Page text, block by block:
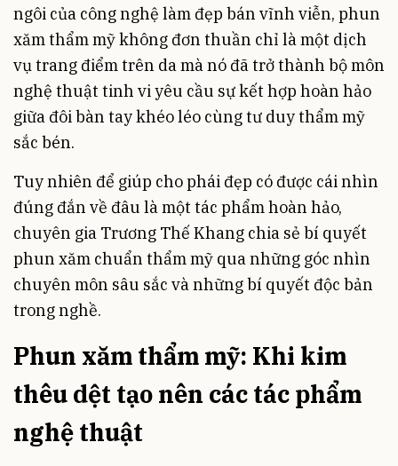
ngôi của công nghệ làm đẹp bán vĩnh viễn, phun
xăm thẩm mỹ không đơn thuần chỉ là một dịch
vụ trang điểm trên da mà nó đã trở thành bộ môn
nghệ thuật tinh vi yêu cầu sự kết hợp hoàn hảo
giữa đôi bàn tay khéo léo cùng tư duy thẩm mỹ
sắc bén.
Tuy nhiên để giúp cho phái đẹp có được cái nhìn
đúng đắn về đâu là một tác phẩm hoàn hảo,
chuyên gia Trương Thế Khang chia sẻ bí quyết
phun xăm chuẩn thẩm mỹ qua những góc nhìn
chuyên môn sâu sắc và những bí quyết độc bản
trong nghề.
Phun xăm thẩm mỹ: Khi kim
thêu dệt tạo nên các tác phẩm
nghệ thuật